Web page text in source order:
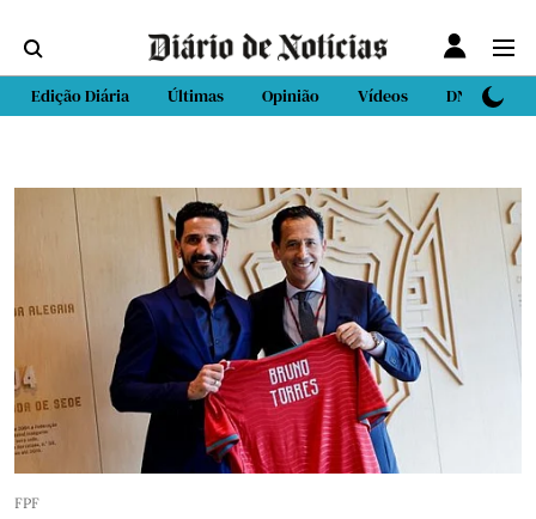
Edição Diária Últimas Opinião Vídeos DN Sport
FPF